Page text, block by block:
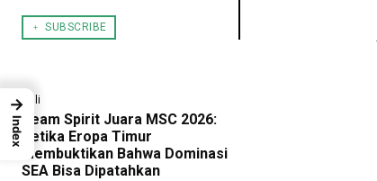
﹢ SUBSCRIBE
Bali
Team Spirit Juara MSC 2026:
Ketika Eropa Timur
Membuktikan Bahwa Dominasi
SEA Bisa Dipatahkan
→
Index